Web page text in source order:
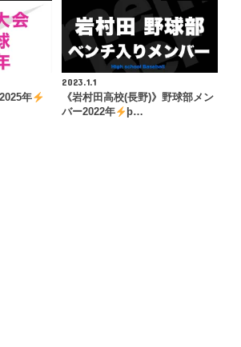
年
2023.1.1
《岩村田高校(長野)》野球部メン
バー2022年
þ…